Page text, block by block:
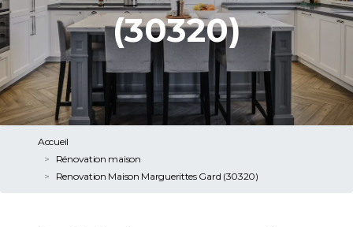
(30320)
Accueil
Rénovation maison
Renovation Maison Marguerittes Gard (30320)